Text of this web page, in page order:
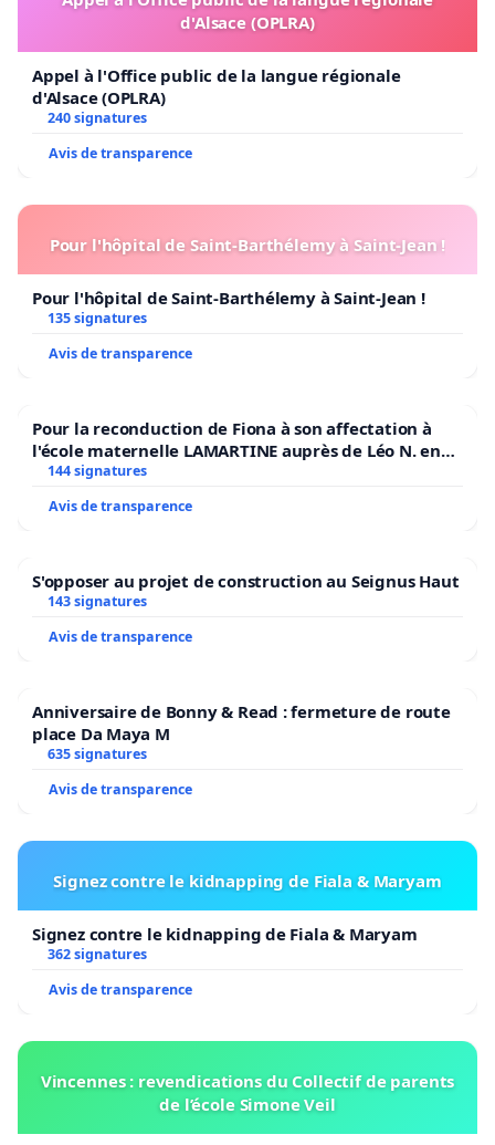
d'Alsace (OPLRA)
Appel à l'Office public de la langue régionale
d'Alsace (OPLRA)
240 signatures
Avis de transparence
Pour l'hôpital de Saint-Barthélemy à Saint-Jean !
Pour l'hôpital de Saint-Barthélemy à Saint-Jean !
135 signatures
Avis de transparence
Pour la reconduction de Fiona à son affectation à
l'école maternelle LAMARTINE auprès de Léo N. en
2026/2027
144 signatures
Avis de transparence
S'opposer au projet de construction au Seignus Haut
143 signatures
Avis de transparence
Anniversaire de Bonny & Read : fermeture de route
place Da Maya M
635 signatures
Avis de transparence
Signez contre le kidnapping de Fiala & Maryam
Signez contre le kidnapping de Fiala & Maryam
362 signatures
Avis de transparence
Vincennes : revendications du Collectif de parents
de l’école Simone Veil